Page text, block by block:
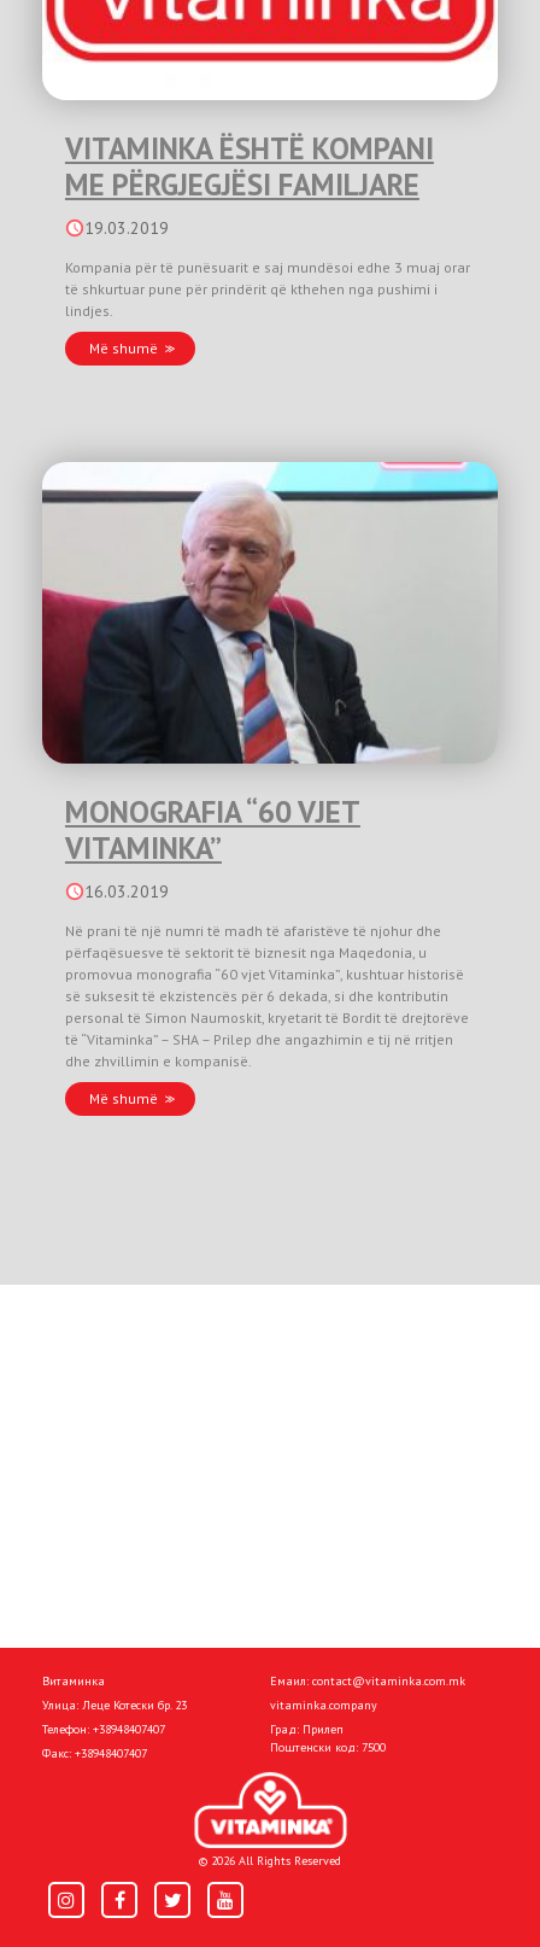
VITAMINKA ËSHTË KOMPANI
ME PËRGJEGJËSI FAMILJARE
19.03.2019
Kompania për të punësuarit e saj mundësoi edhe 3 muaj orar
të shkurtuar pune për prindërit që kthehen nga pushimi i
lindjes.
Më shumë
MONOGRAFIA “60 VJET
VITAMINKA”
16.03.2019
Në prani të një numri të madh të afaristëve të njohur dhe
përfaqësuesve të sektorit të biznesit nga Maqedonia, u
promovua monografia “60 vjet Vitaminka”, kushtuar historisë
së suksesit të ekzistencës për 6 dekada, si dhe kontributin
personal të Simon Naumoskit, kryetarit të Bordit të drejtorëve
të “Vitaminka” – SHA – Prilep dhe angazhimin e tij në rritjen
dhe zhvillimin e kompanisë.
Më shumë
Витаминка
Улица: Леце Котески бр. 23
Телефон: +38948407407
Факс: +38948407407
Емаил: contact@vitaminka.com.mk
vitaminka.company
Град: Прилеп
Поштенски код: 7500
© 2026 All Rights Reserved